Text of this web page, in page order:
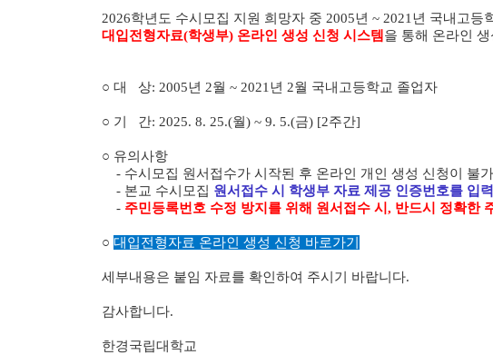
2026학년도 수시모집 지원 희망자 중 2005년 ~ 2021년 국내고등
대입전형자료(학생부) 온라인 생성 신청 시스템 을 통해 온라인
○ 대 상: 2005년 2월 ~ 2021년 2월 국내고등학교 졸업자
○ 기 간: 2025. 8. 25.(월) ~ 9. 5.(금) [2주간]
○ 유의사항
- 수시모집 원서접수가 시작된 후 온라인 개인 생성 신청이 불
- 본교 수시모집 원서접수 시 학생부 자료 제공 인증번호를 입력
- 주민등록번호 수정 방지를 위해 원서접수 시, 반드시 정확한
○ 대입전형자료 온라인 생성 신청 바로가기
세부내용은 붙임 자료를 확인하여 주시기 바랍니다.
감사합니다.
한경국립대학교